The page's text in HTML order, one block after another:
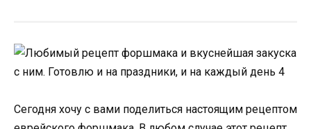
Сегодня хочу с вами поделиться настоящим рецептом